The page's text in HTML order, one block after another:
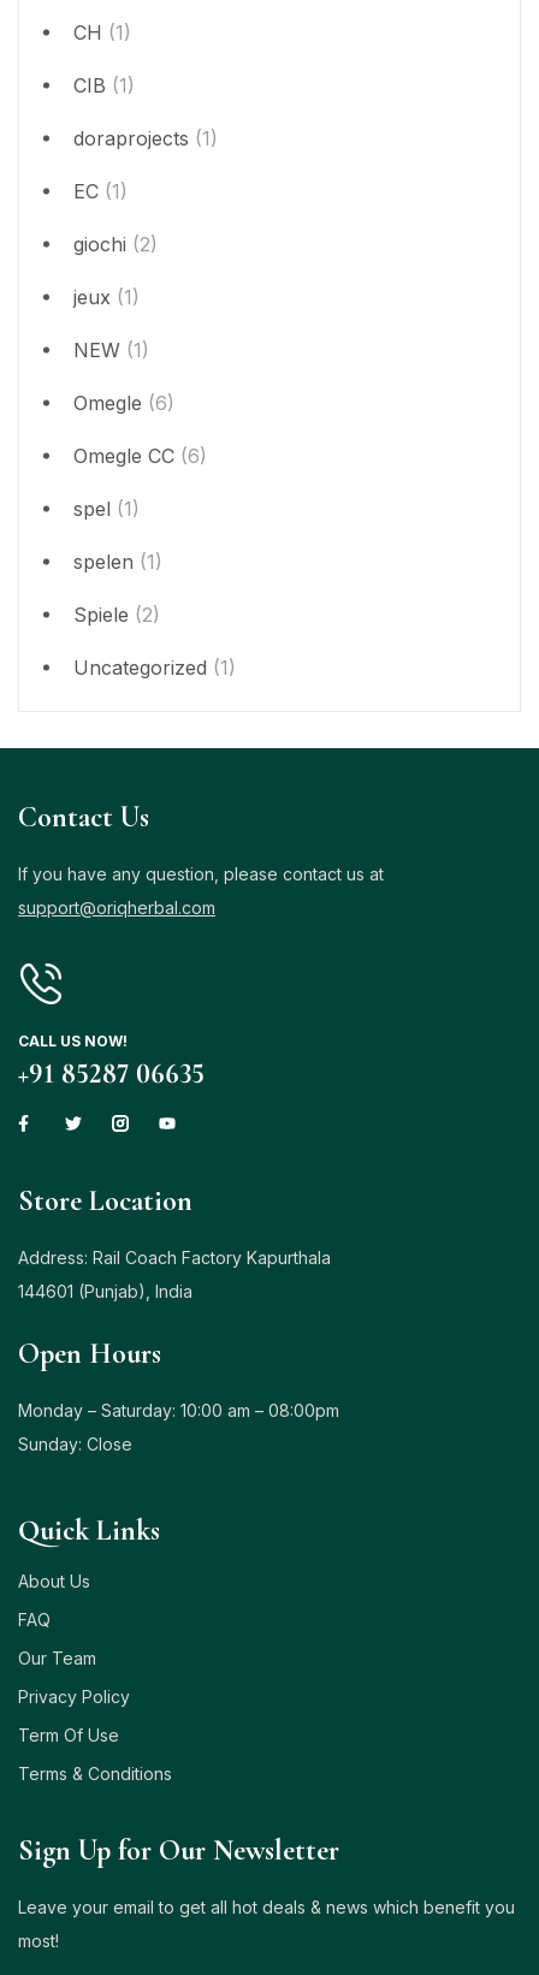
CH (1)
CIB (1)
doraprojects (1)
EC (1)
giochi (2)
jeux (1)
NEW (1)
Omegle (6)
Omegle CC (6)
spel (1)
spelen (1)
Spiele (2)
Uncategorized (1)
Contact Us
If you have any question, please contact us at
support@oriqherbal.com
CALL US NOW!
+91 85287 06635
Store Location
Address: Rail Coach Factory Kapurthala
144601 (Punjab), India
Open Hours
Monday – Saturday: 10:00 am – 08:00pm
Sunday: Close
Quick Links
About Us
FAQ
Our Team
Privacy Policy
Term Of Use
Terms & Conditions
Sign Up for Our Newsletter
Leave your email to get all hot deals & news which benefit you
most!